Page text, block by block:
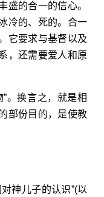
盛的合一的信心。
冷的、死的。合一
它要求与基督以及
，还需要爱人和原
。换言之，就是相
部份目的，是使教
神儿子的认识”(以